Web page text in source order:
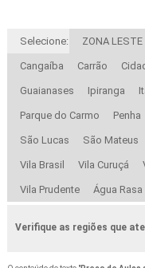
Selecione: ZONA LESTE
Cangaíba Carrão
Guaianases Ipiranga
Parque do Carmo Penha
São Lucas São Mateus
Vila Brasil Vila Curuçá
Vila Prudente Água Rasa
Verifique as regiões que